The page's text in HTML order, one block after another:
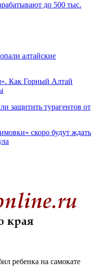
до 500 тыс.
алтайские
Как Горный Алтай
защитить турагентов от
скоро будут ждать
ребенка на самокате